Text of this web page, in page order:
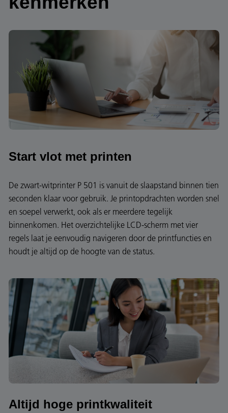
Start vlot met printen
De zwart-witprinter P 501 is vanuit de slaapstand binnen tien
seconden klaar voor gebruik. Je printopdrachten worden snel
en soepel verwerkt, ook als er meerdere tegelijk
binnenkomen. Het overzichtelijke LCD-scherm met vier
regels laat je eenvoudig navigeren door de printfuncties en
houdt je altijd op de hoogte van de status.
Altijd hoge printkwaliteit